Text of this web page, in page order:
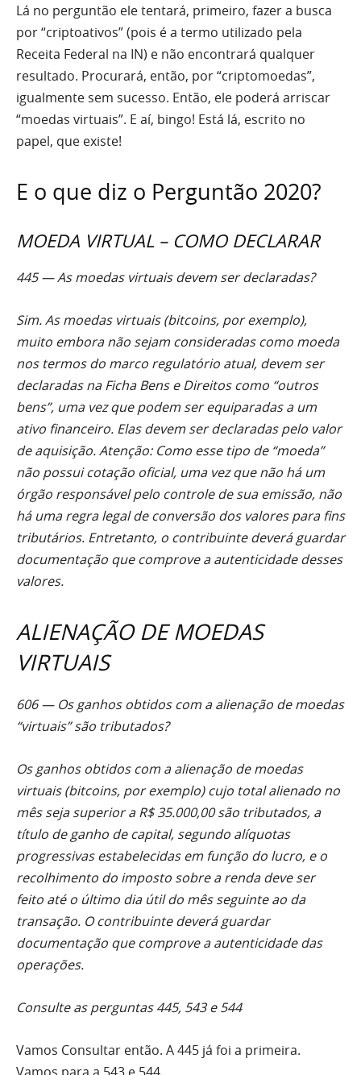
Lá no perguntão ele tentará, primeiro, fazer a busca
por “criptoativos” (pois é a termo utilizado pela
Receita Federal na IN) e não encontrará qualquer
resultado. Procurará, então, por “criptomoedas”,
igualmente sem sucesso. Então, ele poderá arriscar
“moedas virtuais”. E aí, bingo! Está lá, escrito no
papel, que existe!
E o que diz o Perguntão 2020?
MOEDA VIRTUAL – COMO DECLARAR
445 — As moedas virtuais devem ser declaradas?
Sim. As moedas virtuais (bitcoins, por exemplo),
muito embora não sejam consideradas como moeda
nos termos do marco regulatório atual, devem ser
declaradas na Ficha Bens e Direitos como “outros
bens”, uma vez que podem ser equiparadas a um
ativo financeiro. Elas devem ser declaradas pelo valor
de aquisição. Atenção: Como esse tipo de “moeda”
não possui cotação oficial, uma vez que não há um
órgão responsável pelo controle de sua emissão, não
há uma regra legal de conversão dos valores para fins
tributários. Entretanto, o contribuinte deverá guardar
documentação que comprove a autenticidade desses
valores.
ALIENAÇÃO DE MOEDAS
VIRTUAIS
606 — Os ganhos obtidos com a alienação de moedas
“virtuais” são tributados?
Os ganhos obtidos com a alienação de moedas
virtuais (bitcoins, por exemplo) cujo total alienado no
mês seja superior a R$ 35.000,00 são tributados, a
título de ganho de capital, segundo alíquotas
progressivas estabelecidas em função do lucro, e o
recolhimento do imposto sobre a renda deve ser
feito até o último dia útil do mês seguinte ao da
transação. O contribuinte deverá guardar
documentação que comprove a autenticidade das
operações.
Consulte as perguntas 445, 543 e 544
Vamos Consultar então. A 445 já foi a primeira.